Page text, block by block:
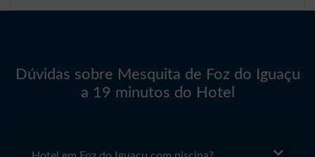
Dúvidas sobre Mesquita de Foz do Iguaçu
a 19 minutos do Hotel